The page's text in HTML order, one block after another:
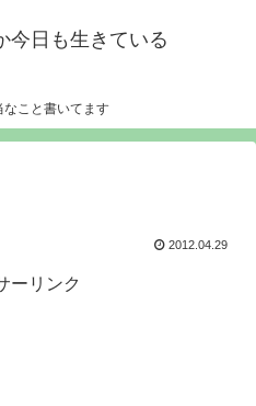
今日も生きている
なこと書いてます
2012.04.29
ーリンク